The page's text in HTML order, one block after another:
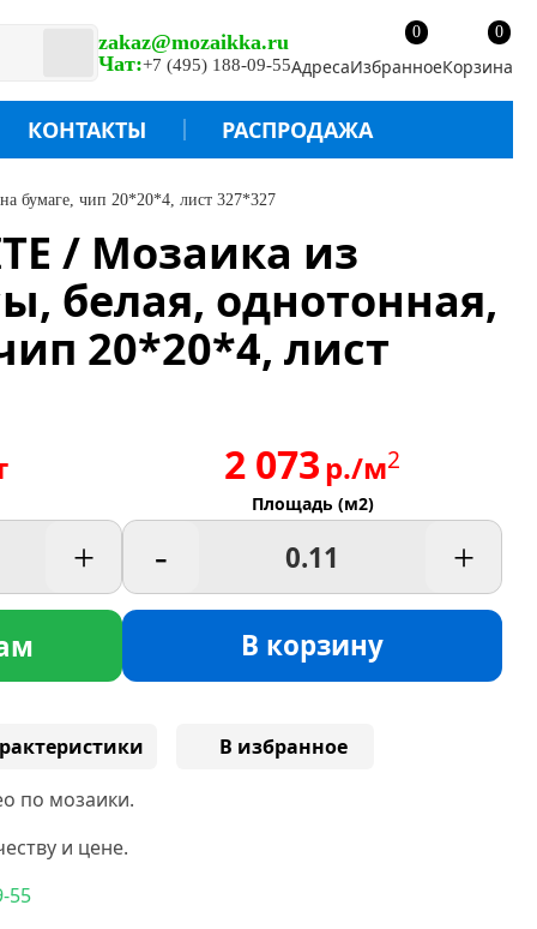
zakaz@mozaikka.ru
Чат:+7 (495) 188-09-55Адреса
0
ИзбранноеКорзина
0
КОНТАКТЫ РАСПРОДАЖА
бумаге, чип 20*20*4, лист 327*327
/ Мозаика из
белая, однотонная,
20*20*4, лист
+
2 073р./м2
Площадь (м2)
- +
В корзину
В избранное
по мозаики.
и цене.
55